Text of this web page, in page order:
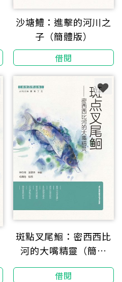
沙塘鱧：進擊的河川之
子（簡體版）
借閱
斑點叉尾鮰：密西西比
河的大嘴精靈（簡體
版）
借閱